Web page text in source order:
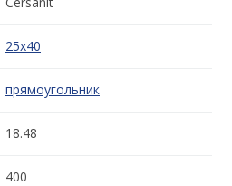
25x40
прямоугольник
18.48
400